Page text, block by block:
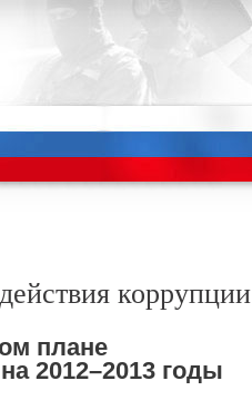
коррупции
плане
2012–2013 годы